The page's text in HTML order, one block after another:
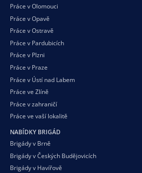
Práce v Olomouci
Práce v Opavě
Práce v Ostravě
Práce v Pardubicích
Práce v Plzni
Práce v Praze
Práce v Ústí nad Labem
Práce ve Zlíně
Práce v zahraničí
Práce ve vaší lokalitě
NABÍDKY BRIGÁD
Brigády v Brně
Brigády v Českých Budějovicích
Brigády v Havířově